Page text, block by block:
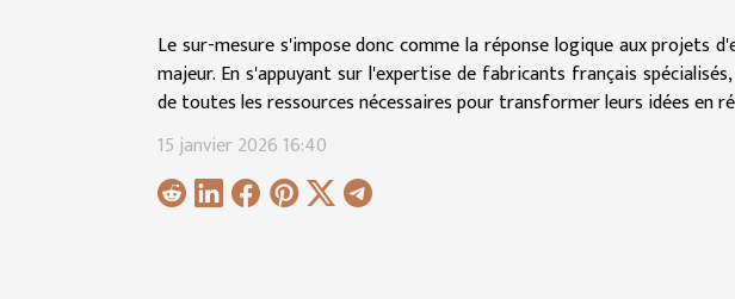
Le sur-mesure s'impose donc comme la réponse logique aux projets
majeur. En s'appuyant sur l'expertise de fabricants français
de toutes les ressources nécessaires pour transformer leurs idées en
15 janvier 2026 16:40